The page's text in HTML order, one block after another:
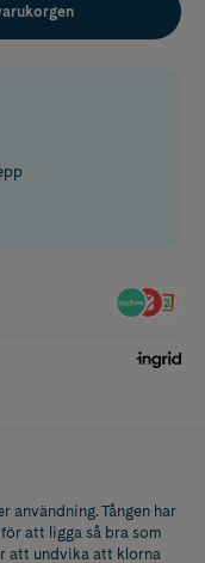
användning. Tången har
att ligga så bra som
att undvika att klorna